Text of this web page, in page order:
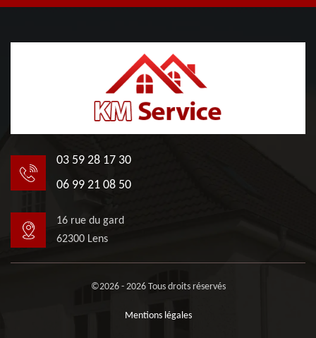
03 59 28 17 30
06 99 21 08 50
16 rue du gard
62300 Lens
©2026 - 2026 Tous droits réservés
Mentions légales